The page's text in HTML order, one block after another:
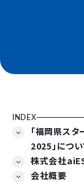
INDEX
「福岡県ス
2025」につ
株式会社
会社概要